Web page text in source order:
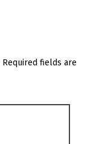
Required fields are